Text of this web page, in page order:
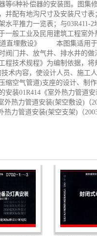
等6种补偿器的安装图。图集
并配有地沟尺寸及安装尺寸
水平推力一览表；与03R411-
般工业及民用建筑工程室外
道直埋敷设》 本图集适用于
阀门井、放气井、排水井的
程技术规程》为编制依据，
技术内容，使设计人员、施
缩空气管道)支座的设计、
安装01R414《室外热力管
外热力管道安装(架空敷设)
热力管道安装(架空支架)（